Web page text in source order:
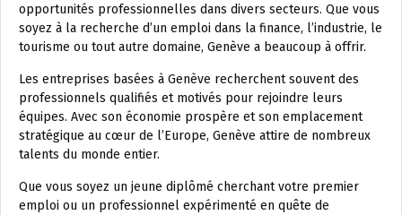
opportunités professionnelles dans divers secteurs. Que vous
soyez à la recherche d’un emploi dans la finance, l’industrie, le
tourisme ou tout autre domaine, Genève a beaucoup à offrir.
Les entreprises basées à Genève recherchent souvent des
professionnels qualifiés et motivés pour rejoindre leurs
équipes. Avec son économie prospère et son emplacement
stratégique au cœur de l’Europe, Genève attire de nombreux
talents du monde entier.
Que vous soyez un jeune diplômé cherchant votre premier
emploi ou un professionnel expérimenté en quête de